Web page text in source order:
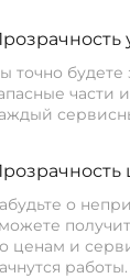
точно будете
части
о
ценам и
работы.